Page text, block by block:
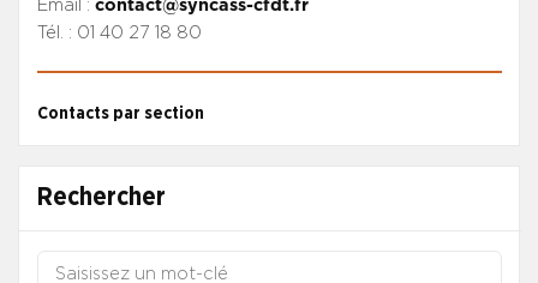
Email : contact@syncass-cfdt.fr
Tél. : 01 40 27 18 80
Contacts par section
Rechercher